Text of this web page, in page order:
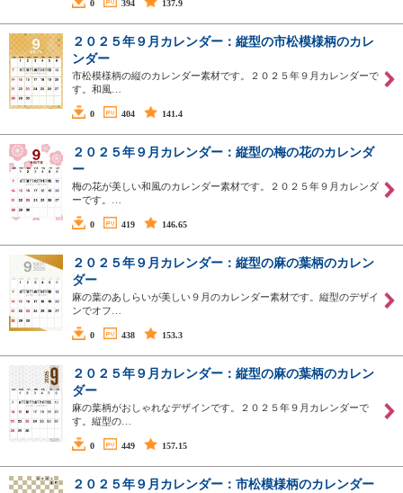
0 394 137.9
２０２５年９月カレンダー：縦型の市松模様柄のカレ
ンダー
市松模様柄の縦のカレンダー素材です。２０２５年９月カレンダーで
す。和風…
0 404 141.4
２０２５年９月カレンダー：縦型の梅の花のカレンダ
ー
梅の花が美しい和風のカレンダー素材です。２０２５年９月カレンダ
ーです。…
0 419 146.65
２０２５年９月カレンダー：縦型の麻の葉柄のカレン
ダー
麻の葉のあしらいが美しい９月のカレンダー素材です。縦型のデザイ
ンでオフ…
0 438 153.3
２０２５年９月カレンダー：縦型の麻の葉柄のカレン
ダー
麻の葉柄がおしゃれなデザインです。２０２５年９月カレンダーで
す。縦型の…
0 449 157.15
２０２５年９月カレンダー：市松模様柄のカレンダー